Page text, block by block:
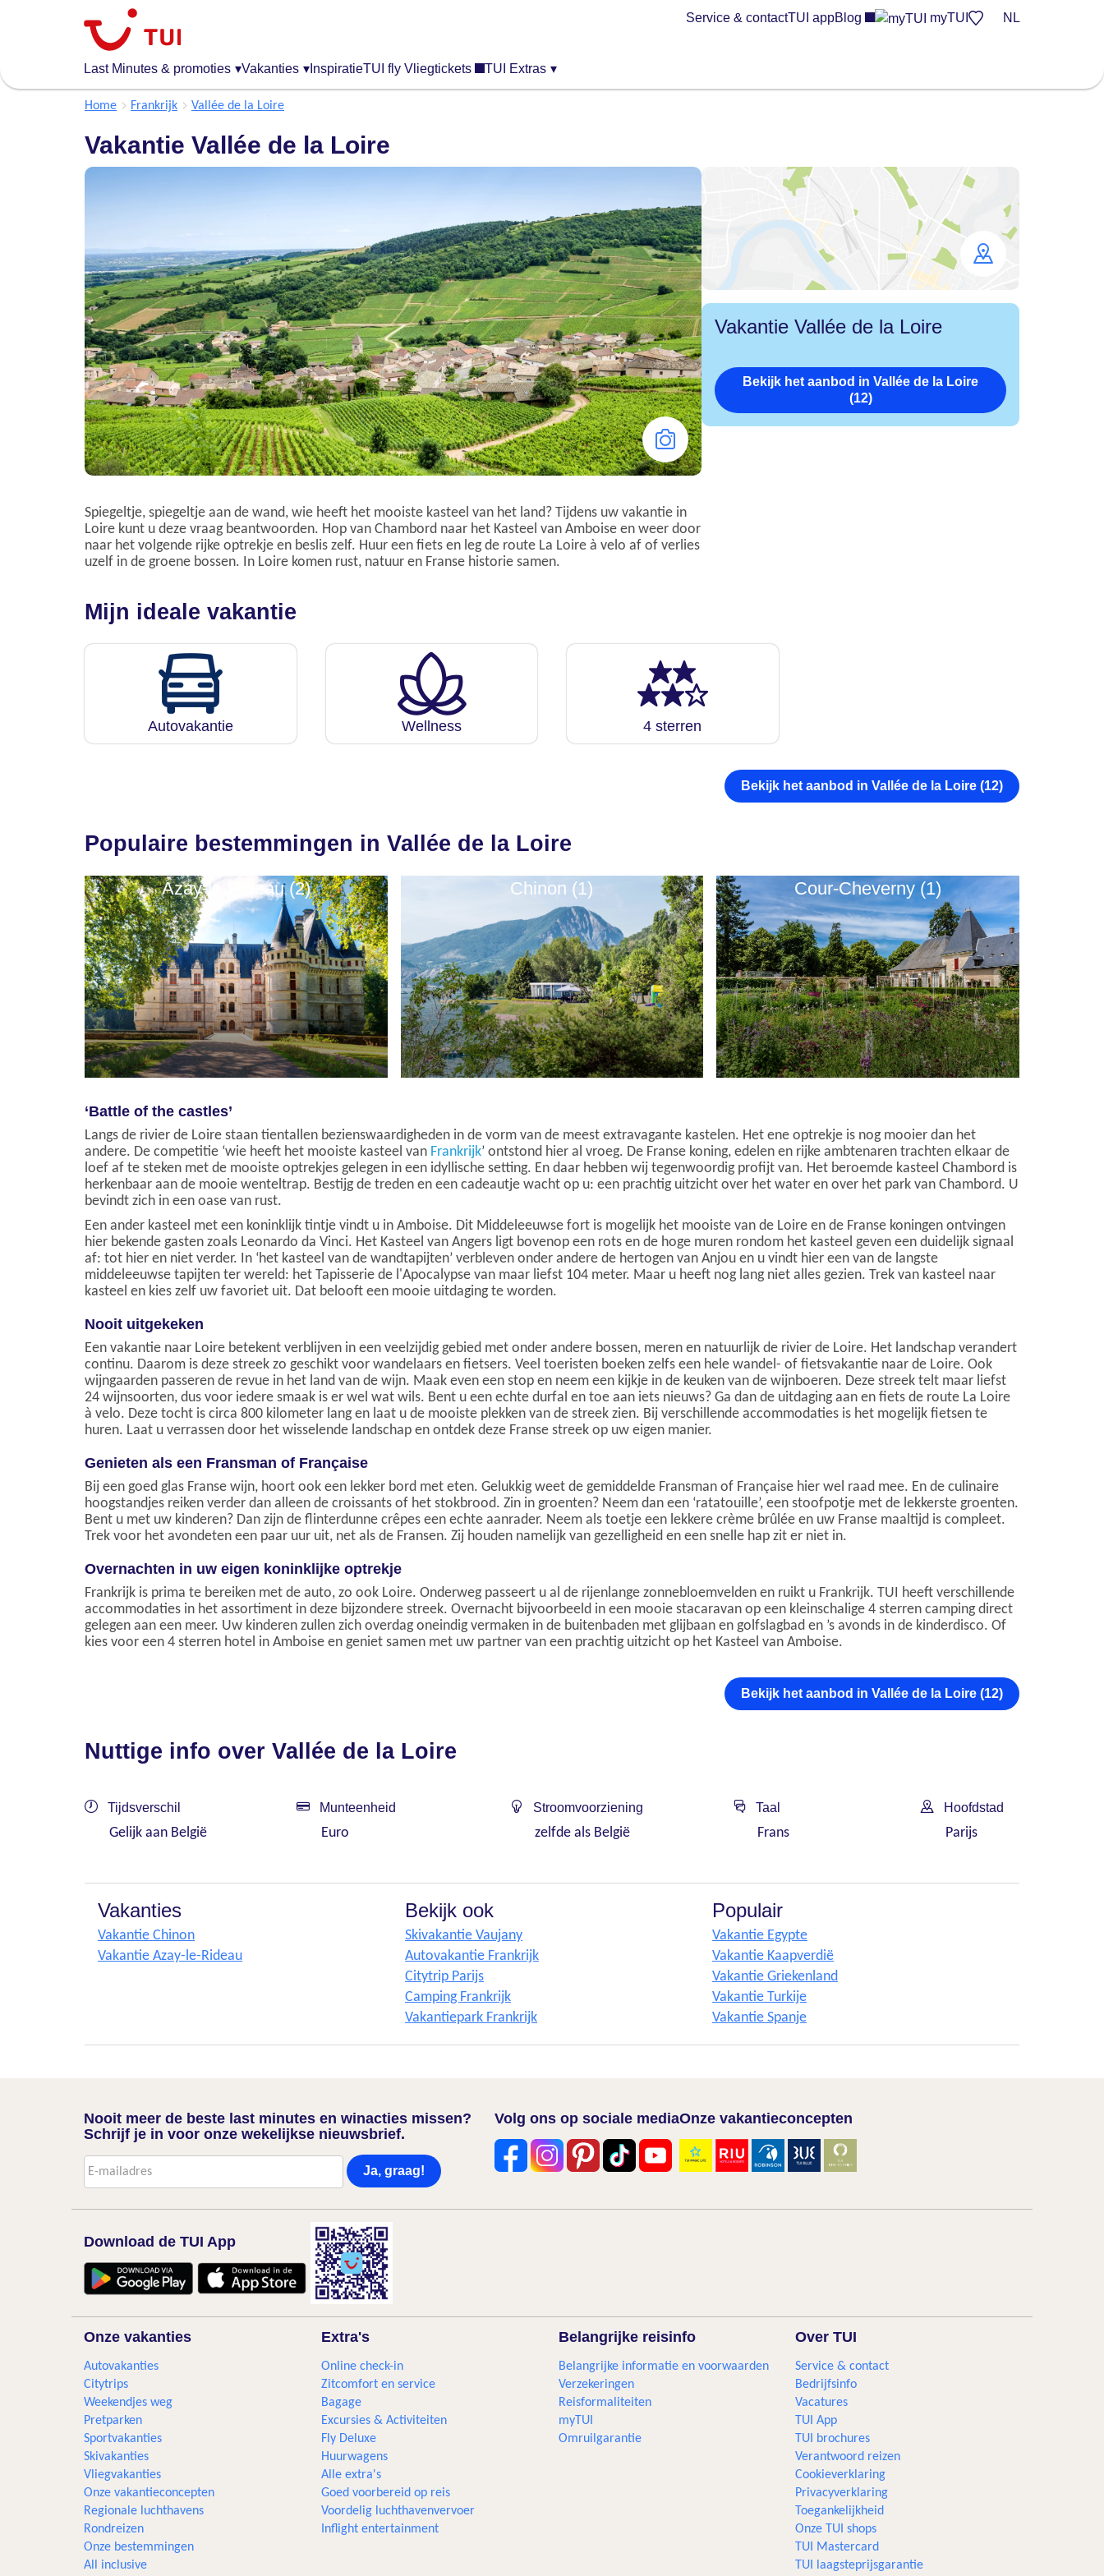
algemene
Last Minutes & promoties ▾Vakanties ▾ InspiratieTUI fly Vliegtickets TUI Extras ▾
Service & contactTUI appBlog myTUI NL
Home Frankrijk Vallée de la Loire
Vakantie Vallée de la Loire
Spiegeltje, spiegeltje aan de wand, wie heeft het mooiste kasteel van het land? Tijdens uw vakantie in
Loire kunt u deze vraag beantwoorden. Hop van Chambord naar het Kasteel van Amboise en weer door
naar het volgende rijke optrekje en beslis zelf. Huur een fiets en leg de route La Loire à velo af of verlies
uzelf in de groene bossen. In Loire komen rust, natuur en Franse historie samen.
Vakantie Vallée de la Loire
Bekijk het aanbod in Vallée de la Loire
(12)
Mijn ideale vakantie
Autovakantie Wellness 4 sterren
Bekijk het aanbod in Vallée de la Loire (12)
Populaire bestemmingen in Vallée de la Loire
Azay-le-Rideau (2) Chinon (1) Cour-Cheverny (1)
‘Battle of the castles’
Langs de rivier de Loire staan tientallen bezienswaardigheden in de vorm van de meest extravagante kastelen. Het ene optrekje is nog mooier dan het
andere. De competitie ‘wie heeft het mooiste kasteel van Frankrijk’ ontstond hier al vroeg. De Franse koning, edelen en rijke ambtenaren trachten elkaar de
loef af te steken met de mooiste optrekjes gelegen in een idyllische setting. En daar hebben wij tegenwoordig profijt van. Het beroemde kasteel Chambord is
herkenbaar aan de mooie wenteltrap. Bestijg de treden en een cadeautje wacht op u: een prachtig uitzicht over het water en over het park van Chambord. U
bevindt zich in een oase van rust.
Een ander kasteel met een koninklijk tintje vindt u in Amboise. Dit Middeleeuwse fort is mogelijk het mooiste van de Loire en de Franse koningen ontvingen
hier bekende gasten zoals Leonardo da Vinci. Het Kasteel van Angers ligt bovenop een rots en de hoge muren rondom het kasteel geven een duidelijk signaal
af: tot hier en niet verder. In ‘het kasteel van de wandtapijten’ verbleven onder andere de hertogen van Anjou en u vindt hier een van de langste
middeleeuwse tapijten ter wereld: het Tapisserie de l'Apocalypse van maar liefst 104 meter. Maar u heeft nog lang niet alles gezien. Trek van kasteel naar
kasteel en kies zelf uw favoriet uit. Dat belooft een mooie uitdaging te worden.
Nooit uitgekeken
Een vakantie naar Loire betekent verblijven in een veelzijdig gebied met onder andere bossen, meren en natuurlijk de rivier de Loire. Het landschap verandert
continu. Daarom is deze streek zo geschikt voor wandelaars en fietsers. Veel toeristen boeken zelfs een hele wandel- of fietsvakantie naar de Loire. Ook
wijngaarden passeren de revue in het land van de wijn. Maak even een stop en neem een kijkje in de keuken van de wijnboeren. Deze streek telt maar liefst
24 wijnsoorten, dus voor iedere smaak is er wel wat wils. Bent u een echte durfal en toe aan iets nieuws? Ga dan de uitdaging aan en fiets de route La Loire
à velo. Deze tocht is circa 800 kilometer lang en laat u de mooiste plekken van de streek zien. Bij verschillende accommodaties is het mogelijk fietsen te
huren. Laat u verrassen door het wisselende landschap en ontdek deze Franse streek op uw eigen manier.
Genieten als een Fransman of Française
Bij een goed glas Franse wijn, hoort ook een lekker bord met eten. Gelukkig weet de gemiddelde Fransman of Française hier wel raad mee. En de culinaire
hoogstandjes reiken verder dan alleen de croissants of het stokbrood. Zin in groenten? Neem dan een ‘ratatouille’, een stoofpotje met de lekkerste groenten.
Bent u met uw kinderen? Dan zijn de flinterdunne crêpes een echte aanrader. Neem als toetje een lekkere crème brûlée en uw Franse maaltijd is compleet.
Trek voor het avondeten een paar uur uit, net als de Fransen. Zij houden namelijk van gezelligheid en een snelle hap zit er niet in.
Overnachten in uw eigen koninklijke optrekje
Frankrijk is prima te bereiken met de auto, zo ook Loire. Onderweg passeert u al de rijenlange zonnebloemvelden en ruikt u Frankrijk. TUI heeft verschillende
accommodaties in het assortiment in deze bijzondere streek. Overnacht bijvoorbeeld in een mooie stacaravan op een kleinschalige 4 sterren camping direct
gelegen aan een meer. Uw kinderen zullen zich overdag oneindig vermaken in de buitenbaden met glijbaan en golfslagbad en ’s avonds in de kinderdisco. Of
kies voor een 4 sterren hotel in Amboise en geniet samen met uw partner van een prachtig uitzicht op het Kasteel van Amboise.
Bekijk het aanbod in Vallée de la Loire (12)
Nuttige info over Vallée de la Loire
Tijdsverschil
Gelijk aan België
Munteenheid
Euro
Stroomvoorziening
zelfde als België
Taal
Frans
Hoofdstad
Parijs
Vakanties
Vakantie Chinon
Vakantie Azay-le-Rideau
Bekijk ook
Skivakantie Vaujany
Autovakantie Frankrijk
Citytrip Parijs
Camping Frankrijk
Vakantiepark Frankrijk
Populair
Vakantie Egypte
Vakantie Kaapverdië
Vakantie Griekenland
Vakantie Turkije
Vakantie Spanje
Nooit meer de beste last minutes en winacties missen?
Schrijf je in voor onze wekelijkse nieuwsbrief.
Ja, graag!
Volg ons op sociale mediaOnze vakantieconcepten
Download de TUI App
Onze vakanties
Autovakanties
Citytrips
Weekendjes weg
Pretparken
Sportvakanties
Skivakanties
Vliegvakanties
Onze vakantieconcepten
Regionale luchthavens
Rondreizen
Onze bestemmingen
All inclusive
Extra's
Online check-in
Zitcomfort en service
Bagage
Excursies & Activiteiten
Fly Deluxe
Huurwagens
Alle extra's
Goed voorbereid op reis
Voordelig luchthavenvervoer
Inflight entertainment
Belangrijke reisinfo
Belangrijke informatie en voorwaarden
Verzekeringen
Reisformaliteiten
myTUI
Omruilgarantie
Over TUI
Service & contact
Bedrijfsinfo
Vacatures
TUI App
TUI brochures
Verantwoord reizen
Cookieverklaring
Privacyverklaring
Toegankelijkheid
Onze TUI shops
TUI Mastercard
TUI laagsteprijsgarantie